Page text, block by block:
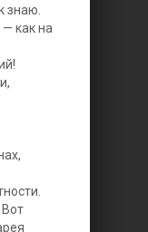
знаю.
— как на